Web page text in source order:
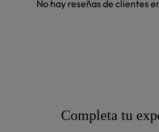
No hay reseñas de clientes
Completa tu